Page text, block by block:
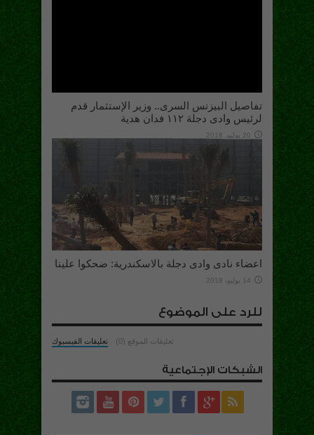
تفاصيل البيزنس السرى.. وزير الإستثمار قدم
لرئيس وادى دجلة ١١٢ فدان هدية
20 يوليو، 2018
اعضاء نادى وادى دجلة بالاسكندرية: ضحكوا علينا
14 يوليو، 2018
للرد على الموضوع
تعليقات الفيسبوك تعليقات الموقع (0)
الشبكات الإجتماعية